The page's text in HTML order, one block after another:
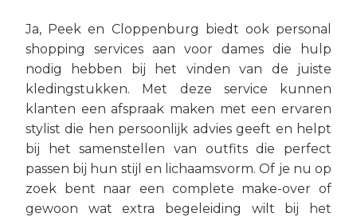
Ja, Peek en Cloppenburg biedt ook personal
shopping services aan voor dames die hulp
nodig hebben bij het vinden van de juiste
kledingstukken. Met deze service kunnen
klanten een afspraak maken met een ervaren
stylist die hen persoonlijk advies geeft en helpt
bij het samenstellen van outfits die perfect
passen bij hun stijl en lichaamsvorm. Of je nu op
zoek bent naar een complete make-over of
gewoon wat extra begeleiding wilt bij het